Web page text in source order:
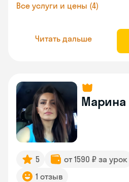
Все услуги и цены (4)
Читать дальше
Марина
5 от 1590 ₽ за урок
1 отзыв